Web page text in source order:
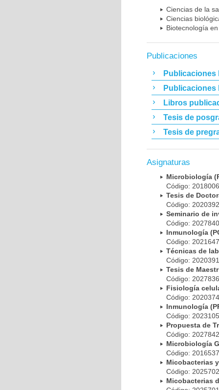
Ciencias de la
Ciencias
Biotecnología
Publicaciones
Publicaciones
Publicaciones
Libros
Tesis de
Tesis de
Asignaturas
Microbiología
Código:
Tesis de
Código:
Seminario de
Código:
Inmunología
Código:
Técnicas de
Código:
Tesis de
Código:
Fisiología
Código:
Inmunología
Código:
Propuesta de
Código:
Microbiología
Código:
Micobacterias
Código:
Micobacterias